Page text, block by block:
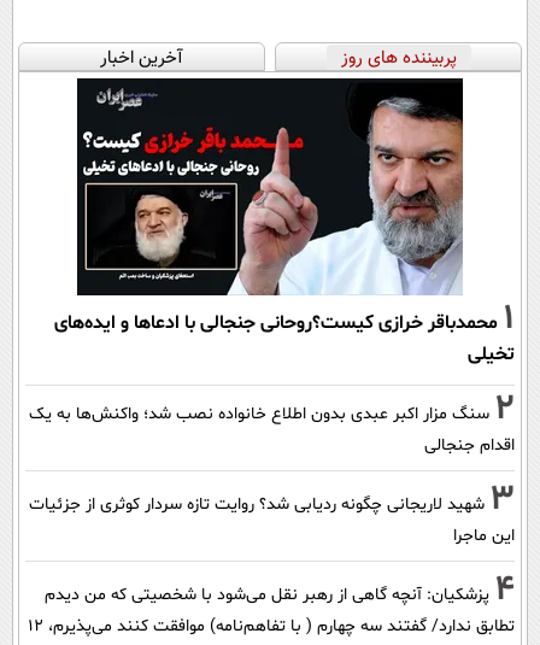
پربیننده های روز آخرین اخبار
1 محمدباقر خرازی کیست؟روحانی جنجالی با ادعاها و ایده‌های
تخیلی
2 سنگ مزار اکبر عبدی بدون اطلاع خانواده نصب شد؛ واکنش‌ها به یک
اقدام جنجالی
3 شهید لاریجانی چگونه ردیابی شد؟ روایت تازه سردار کوثری از جزئیات
این ماجرا
4 پزشکیان‌: آنچه گاهی از رهبر نقل می‌شود با شخصیتی که من دیدم
تطابق ندارد/ گفتند سه چهارم ( با تفاهم‌نامه) موافقت کنند می‌پذیرم، 12